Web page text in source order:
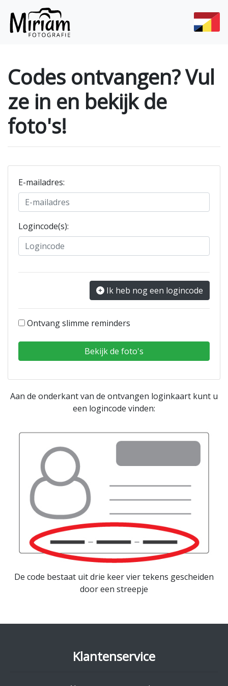
Codes ontvangen? Vul
ze in en bekijk de
foto's!
E-mailadres:
Logincode(s):
Ik heb nog een logincode
Ontvang slimme reminders
Aan de onderkant van de ontvangen loginkaart kunt u
een logincode vinden:
De code bestaat uit drie keer vier tekens gescheiden
door een streepje
Klantenservice